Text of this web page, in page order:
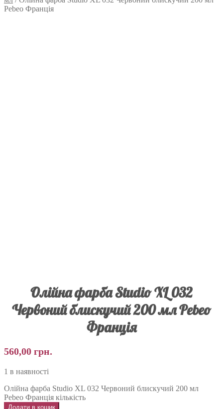
Pebeo Франція
Олійна фарба Studio XL 032
Червоний блискучий 200 мл Pebeo
Франція
560,00 грн.
1 в наявності
Олійна фарба Studio XL 032 Червоний блискучий 200 мл
Pebeo Франція кількість
Додати в кошик